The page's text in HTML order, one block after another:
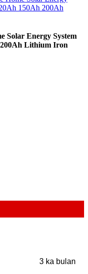
Solar Energy System
Lithium Iron
3 ka bulan